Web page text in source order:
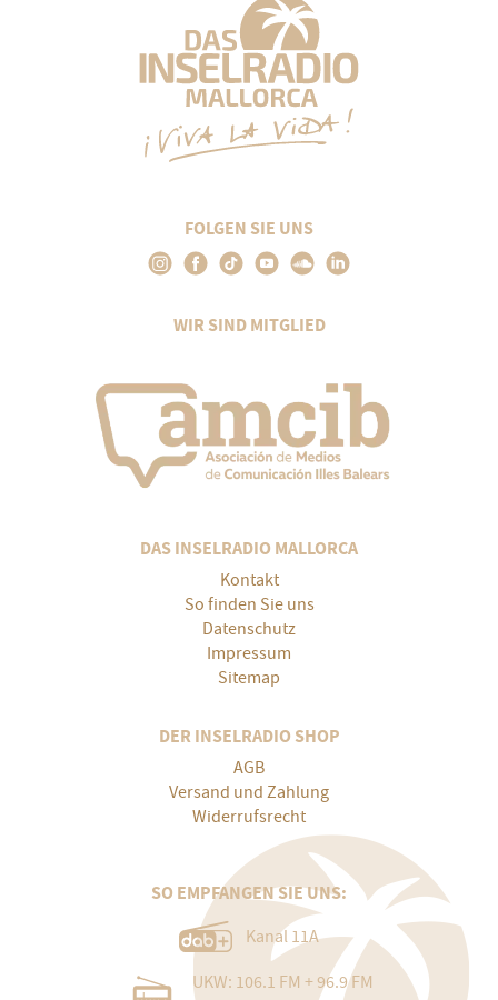
FOLGEN SIE UNS
WIR SIND MITGLIED
DAS INSELRADIO MALLORCA
Kontakt
So finden Sie uns
Datenschutz
Impressum
Sitemap
DER INSELRADIO SHOP
AGB
Versand und Zahlung
Widerrufsrecht
SO EMPFANGEN SIE UNS:
Kanal 11A
UKW: 106.1 FM + 96.9 FM